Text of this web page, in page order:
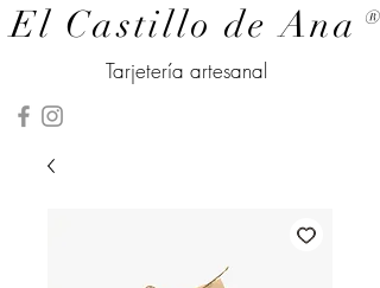
El Castillo de Ana ®
Tarjetería artesanal